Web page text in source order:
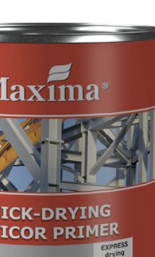
З металевим стержнем
З пластиковим стержнем